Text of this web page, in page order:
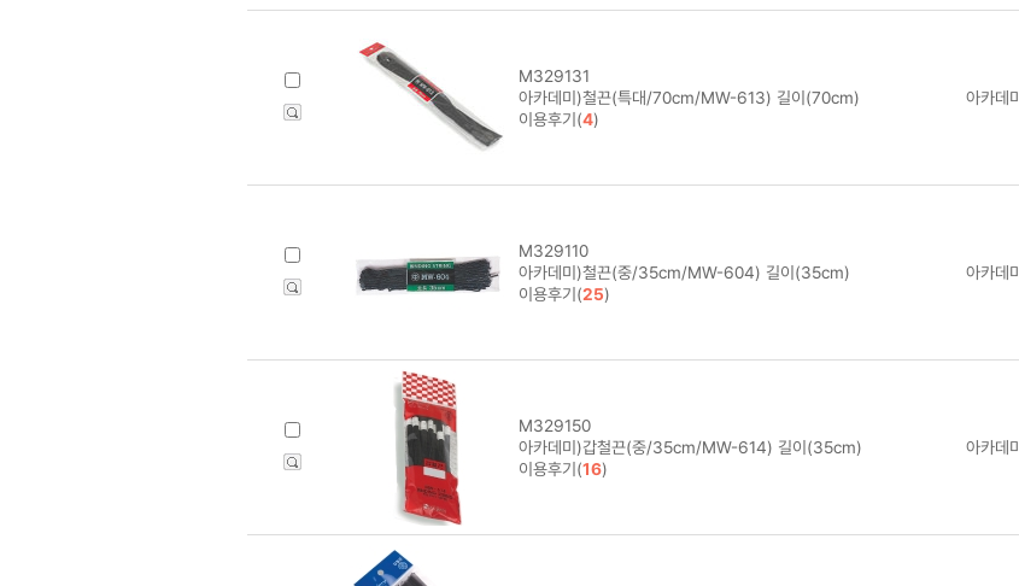
M329131
아카데미)철끈(특대/70cm/MW-613) 길이(70cm)
이용후기(4)
아카데미
M329110
아카데미)철끈(중/35cm/MW-604) 길이(35cm)
이용후기(25)
아카데미
M329150
아카데미)갑철끈(중/35cm/MW-614) 길이(35cm)
이용후기(16)
아카데미